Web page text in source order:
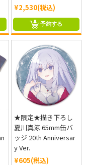
¥2,530(税込)
予約する
★限定★描き下ろし
夏川真涼 65mm缶バ
ッジ 20th Anniversar
y Ver.
¥605(税込)